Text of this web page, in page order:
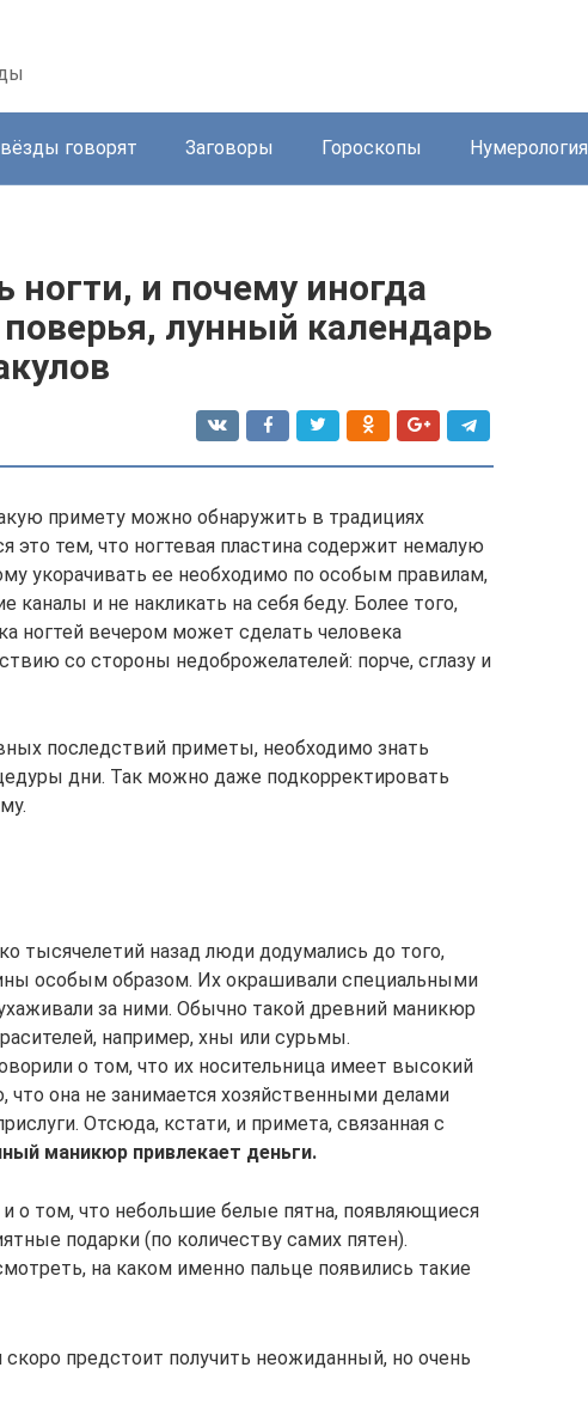
говорят Заговоры Гороскопы Нумерология
ногти, и почему иногда
лунный календарь
примету можно обнаружить в традициях
это тем, что ногтевая пластина содержит немалую
укорачивать ее необходимо по особым правилам,
каналы и не накликать на себя беду. Более того,
ногтей вечером может сделать человека
со стороны недоброжелателей: порче, сглазу и
последствий приметы, необходимо знать
дни. Так можно даже подкорректировать
тысячелетий назад люди додумались до того,
особым образом. Их окрашивали специальными
за ними. Обычно такой древний маникюр
например, хны или сурьмы.
о том, что их носительница имеет высокий
что она не занимается хозяйственными делами
Отсюда, кстати, и примета, связанная с
маникюр привлекает деньги.
о том, что небольшие белые пятна, появляющиеся
подарки (по количеству самих пятен).
на каком именно пальце появились такие
скоро предстоит получить неожиданный, но очень